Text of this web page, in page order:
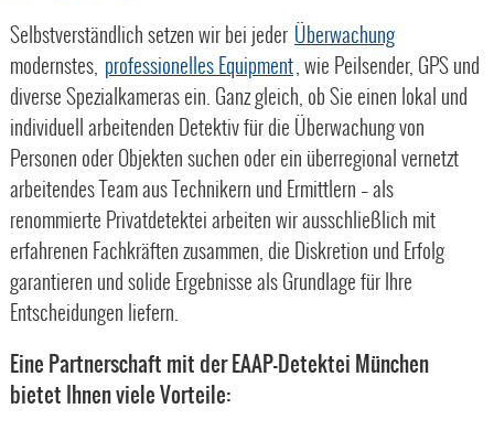
Selbstverständlich setzen wir bei jeder Überwachung
modernstes, professionelles Equipment, wie Peilsender, GPS und
diverse Spezialkameras ein. Ganz gleich, ob Sie einen lokal und
individuell arbeitenden Detektiv für die Überwachung von
Personen oder Objekten suchen oder ein überregional vernetzt
arbeitendes Team aus Technikern und Ermittlern – als
renommierte Privatdetektei arbeiten wir ausschließlich mit
erfahrenen Fachkräften zusammen, die Diskretion und Erfolg
garantieren und solide Ergebnisse als Grundlage für Ihre
Entscheidungen liefern.
Eine Partnerschaft mit der EAAP-Detektei München
bietet Ihnen viele Vorteile: